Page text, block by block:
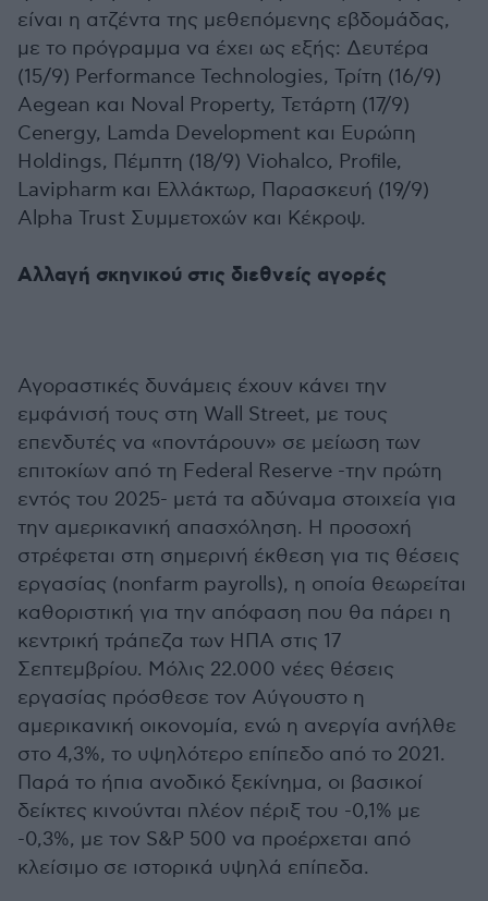
είναι η ατζέντα της μεθεπόμενης εβδομάδας,
με το πρόγραμμα να έχει ως εξής: Δευτέρα
(15/9) Performance Technologies, Τρίτη (16/9)
Aegean και Noval Property, Τετάρτη (17/9)
Cenergy, Lamda Development και Ευρώπη
Holdings, Πέμπτη (18/9) Viohalco, Profile,
Lavipharm και Ελλάκτωρ, Παρασκευή (19/9)
Alpha Trust Συμμετοχών και Κέκροψ.
Αλλαγή σκηνικού στις διεθνείς αγορές
Αγοραστικές δυνάμεις έχουν κάνει την
εμφάνισή τους στη Wall Street, με τους
επενδυτές να «ποντάρουν» σε μείωση των
επιτοκίων από τη Federal Reserve -την πρώτη
εντός του 2025- μετά τα αδύναμα στοιχεία για
την αμερικανική απασχόληση. Η προσοχή
στρέφεται στη σημερινή έκθεση για τις θέσεις
εργασίας (nonfarm payrolls), η οποία θεωρείται
καθοριστική για την απόφαση που θα πάρει η
κεντρική τράπεζα των ΗΠΑ στις 17
Σεπτεμβρίου. Μόλις 22.000 νέες θέσεις
εργασίας πρόσθεσε τον Αύγουστο η
αμερικανική οικονομία, ενώ η ανεργία ανήλθε
στο 4,3%, το υψηλότερο επίπεδο από το 2021.
Παρά το ήπια ανοδικό ξεκίνημα, οι βασικοί
δείκτες κινούνται πλέον πέριξ του -0,1% με
-0,3%, με τον S&P 500 να προέρχεται από
κλείσιμο σε ιστορικά υψηλά επίπεδα.